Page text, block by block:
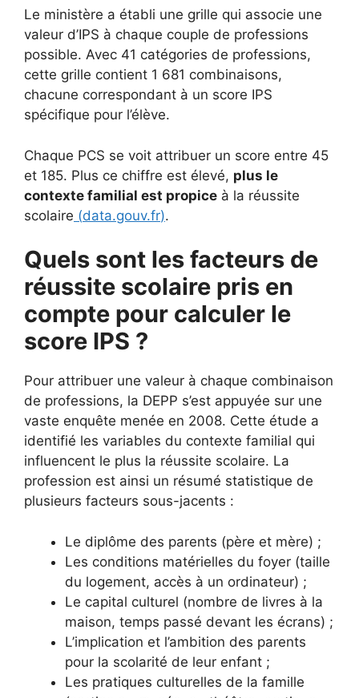
Le ministère a établi une grille qui associe une
valeur d’IPS à chaque couple de professions
possible. Avec 41 catégories de professions,
cette grille contient 1 681 combinaisons,
chacune correspondant à un score IPS
spécifique pour l’élève.
Chaque PCS se voit attribuer un score entre 45
et 185. Plus ce chiffre est élevé, plus le
contexte familial est propice à la réussite
scolaire (data.gouv.fr).
Quels sont les facteurs de
réussite scolaire pris en
compte pour calculer le
score IPS ?
Pour attribuer une valeur à chaque combinaison
de professions, la DEPP s’est appuyée sur une
vaste enquête menée en 2008. Cette étude a
identifié les variables du contexte familial qui
influencent le plus la réussite scolaire. La
profession est ainsi un résumé statistique de
plusieurs facteurs sous-jacents :
Le diplôme des parents (père et mère) ;
Les conditions matérielles du foyer (taille
du logement, accès à un ordinateur) ;
Le capital culturel (nombre de livres à la
maison, temps passé devant les écrans) ;
L’implication et l’ambition des parents
pour la scolarité de leur enfant ;
Les pratiques culturelles de la famille